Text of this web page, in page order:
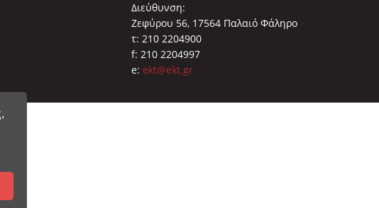
Διεύθυνση:
Ζεφύρου 56, 17564 Παλαιό Φάληρο
τ: 210 2204900
f: 210 2204997
e: ekt@ekt.gr